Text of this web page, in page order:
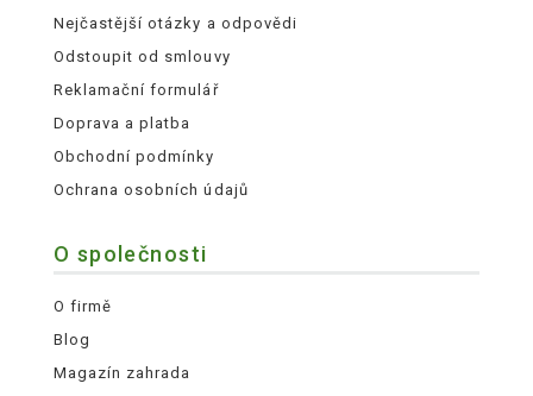
Nejčastější otázky a odpovědi
Odstoupit od smlouvy
Reklamační formulář
Doprava a platba
Obchodní podmínky
Ochrana osobních údajů
O společnosti
O firmě
Blog
Magazín zahrada